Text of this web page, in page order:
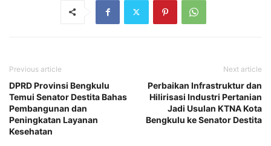
Previous article
DPRD Provinsi Bengkulu
Temui Senator Destita Bahas
Pembangunan dan
Peningkatan Layanan
Kesehatan
Next article
Perbaikan Infrastruktur dan
Hilirisasi Industri Pertanian
Jadi Usulan KTNA Kota
Bengkulu ke Senator Destita